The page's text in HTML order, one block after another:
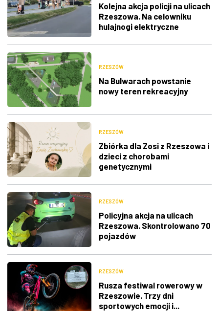
Kolejna akcja policji na ulicach
Rzeszowa. Na celowniku
hulajnogi elektryczne
RZESZÓW
Na Bulwarach powstanie
nowy teren rekreacyjny
RZESZÓW
Zbiórka dla Zosi z Rzeszowa i
dzieci z chorobami
genetycznymi
RZESZÓW
Policyjna akcja na ulicach
Rzeszowa. Skontrolowano 70
pojazdów
RZESZÓW
Rusza festiwal rowerowy w
Rzeszowie. Trzy dni
sportowych emocji i...